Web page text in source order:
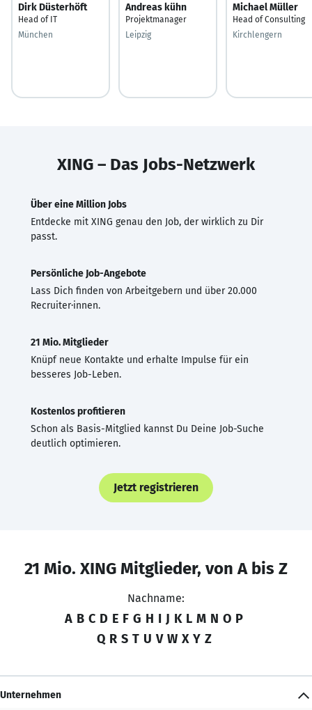
Dirk Düsterhöft
Head of IT
München
Andreas kühn
Projektmanager
Leipzig
Michael Müller
Head of Consulting
Kirchlengern
XING – Das Jobs-Netzwerk
Über eine Million Jobs
Entdecke mit XING genau den Job, der wirklich zu Dir
passt.
Persönliche Job-Angebote
Lass Dich finden von Arbeitgebern und über 20.000
Recruiter·innen.
21 Mio. Mitglieder
Knüpf neue Kontakte und erhalte Impulse für ein
besseres Job-Leben.
Kostenlos profitieren
Schon als Basis-Mitglied kannst Du Deine Job-Suche
deutlich optimieren.
Jetzt registrieren
21 Mio. XING Mitglieder, von A bis Z
Nachname:
A B C D E F G H I J K L M N O P
Q R S T U V W X Y Z
Unternehmen